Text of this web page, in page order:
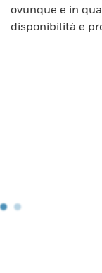
ovunque e in
disponibilità e